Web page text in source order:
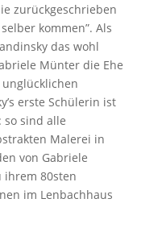
zurückgeschrieben
kommen”. Als
das wohl
Münter die Ehe
erste Schülerin ist
so sind alle
Malerei in
von Gabriele
ihrem 80sten
im Lenbachhaus